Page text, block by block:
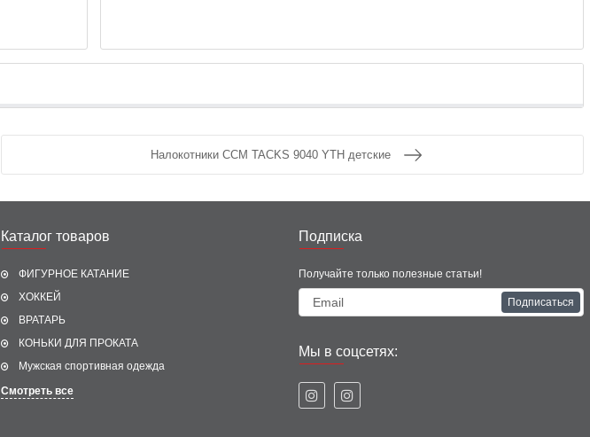
Налокотники CCM TACKS 9040 YTH детские
Каталог товаров
ФИГУРНОЕ КАТАНИЕ
ХОККЕЙ
ВРАТАРЬ
КОНЬКИ ДЛЯ ПРОКАТА
Мужская спортивная одежда
Смотреть все
Подписка
Получайте только полезные статьи!
Подписаться
Мы в соцсетях: